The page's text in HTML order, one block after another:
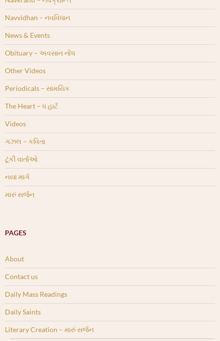
Navvidhan – નવવિધાન
News & Events
Obituary – અવસાન નોંધ
Other Videos
Periodicals – સામયિક
The Heart – ધ હાર્ટ
Videos
ગઝલ – કવિતા
ટૂંકી વાર્તાઓ
નયા માર્ગ
મારું સર્જન
PAGES
About
Contact us
Daily Mass Readings
Daily Saints
Literary Creation – મારું સર્જન